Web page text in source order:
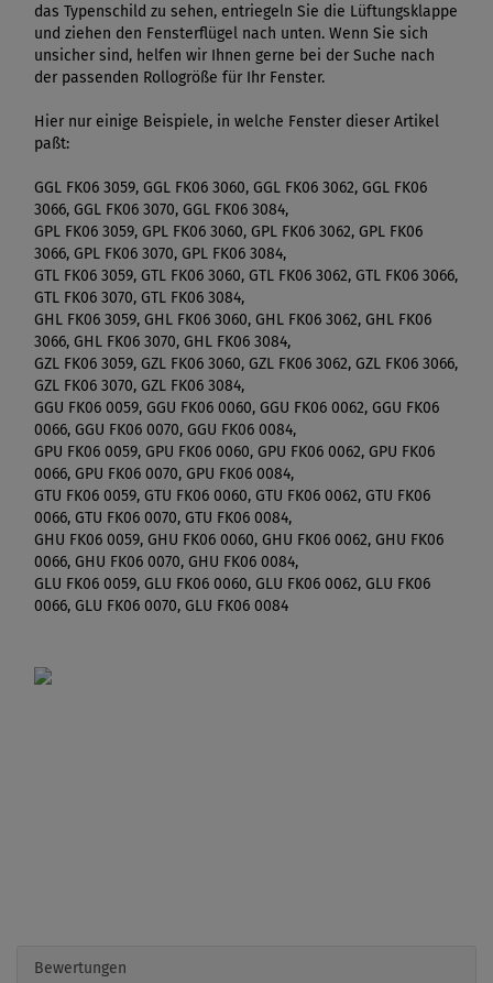
das Typenschild zu sehen, entriegeln Sie die Lüftungsklappe
und ziehen den Fensterflügel nach unten. Wenn Sie sich
unsicher sind, helfen wir Ihnen gerne bei der Suche nach
der passenden Rollogröße für Ihr Fenster.
Hier nur einige Beispiele, in welche Fenster dieser Artikel
paßt:
GGL FK06 3059, GGL FK06 3060, GGL FK06 3062, GGL FK06
3066, GGL FK06 3070, GGL FK06 3084,
GPL FK06 3059, GPL FK06 3060, GPL FK06 3062, GPL FK06
3066, GPL FK06 3070, GPL FK06 3084,
GTL FK06 3059, GTL FK06 3060, GTL FK06 3062, GTL FK06 3066,
GTL FK06 3070, GTL FK06 3084,
GHL FK06 3059, GHL FK06 3060, GHL FK06 3062, GHL FK06
3066, GHL FK06 3070, GHL FK06 3084,
GZL FK06 3059, GZL FK06 3060, GZL FK06 3062, GZL FK06 3066,
GZL FK06 3070, GZL FK06 3084,
GGU FK06 0059, GGU FK06 0060, GGU FK06 0062, GGU FK06
0066, GGU FK06 0070, GGU FK06 0084,
GPU FK06 0059, GPU FK06 0060, GPU FK06 0062, GPU FK06
0066, GPU FK06 0070, GPU FK06 0084,
GTU FK06 0059, GTU FK06 0060, GTU FK06 0062, GTU FK06
0066, GTU FK06 0070, GTU FK06 0084,
GHU FK06 0059, GHU FK06 0060, GHU FK06 0062, GHU FK06
0066, GHU FK06 0070, GHU FK06 0084,
GLU FK06 0059, GLU FK06 0060, GLU FK06 0062, GLU FK06
0066, GLU FK06 0070, GLU FK06 0084
Bewertungen